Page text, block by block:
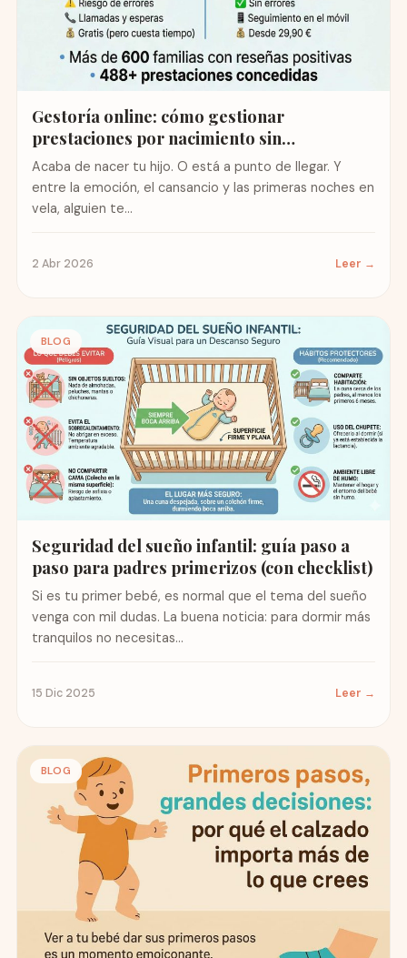
Gestoría online: cómo gestionar
prestaciones por nacimiento sin
complicaciones
Acaba de nacer tu hijo. O está a punto de llegar. Y
entre la emoción, el cansancio y las primeras noches en
vela, alguien te...
2 Abr 2026 Leer →
BLOG
Seguridad del sueño infantil: guía paso a
paso para padres primerizos (con checklist)
Si es tu primer bebé, es normal que el tema del sueño
venga con mil dudas. La buena noticia: para dormir más
tranquilos no necesitas...
15 Dic 2025 Leer →
BLOG